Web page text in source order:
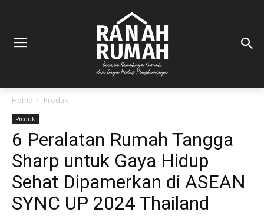
Home Produk
Produk
6 Peralatan Rumah Tangga
Sharp untuk Gaya Hidup
Sehat Dipamerkan di ASEAN
SYNC UP 2024 Thailand